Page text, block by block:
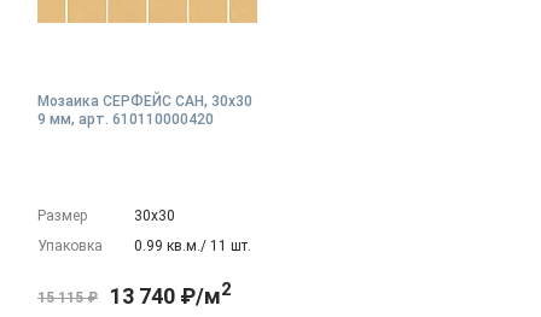
Мозаика СЕРФЕЙС САН, 30x30
9 мм, арт. 610110000420
Размер
30х30
Упаковка
0.99 кв.м./ 11 шт.
15 115 ₽ 13 740 ₽/м2